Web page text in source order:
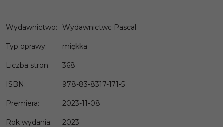
Wydawnictwo: Wydawnictwo Pascal
Typ oprawy: miękka
Liczba stron: 368
ISBN: 978-83-8317-171-5
Premiera: 2023-11-08
Rok wydania: 2023